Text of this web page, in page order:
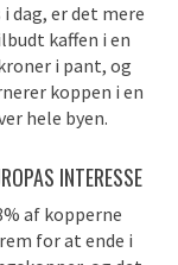
dag, er det mere
kaffen i en
i pant, og
koppen i en
hele byen.
INTERESSE
af kopperne
for at ende i